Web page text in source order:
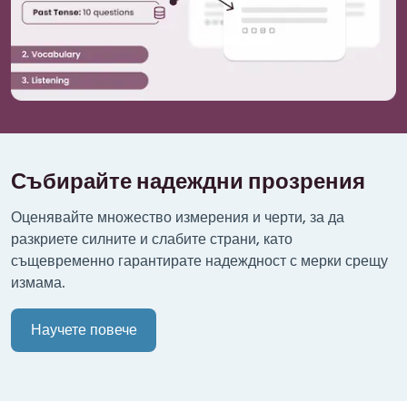
Събирайте надеждни прозрения
Оценявайте множество измерения и черти, за да
разкриете силните и слабите страни, като
същевременно гарантирате надеждност с мерки срещу
измама.
Научете повече